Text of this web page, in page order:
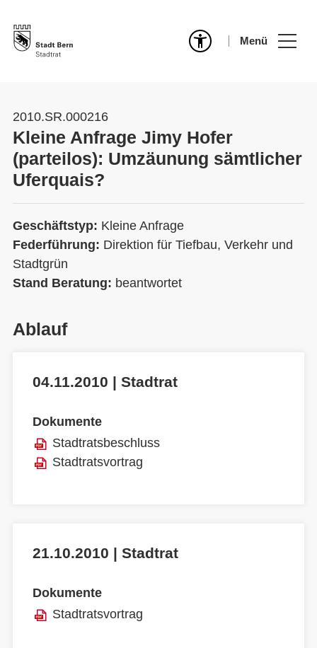
Menü
2010.SR.000216
Kleine Anfrage Jimy Hofer
(parteilos): Umzäunung sämtlicher
Uferquais?
Geschäftstyp: Kleine Anfrage
Federführung: Direktion für Tiefbau, Verkehr und
Stadtgrün
Stand Beratung: beantwortet
Ablauf
04.11.2010 | Stadtrat
Dokumente
Stadtratsbeschluss
Stadtratsvortrag
21.10.2010 | Stadtrat
Dokumente
Stadtratsvortrag